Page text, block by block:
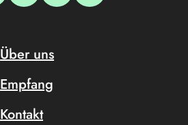
Über uns
Empfang
Kontakt